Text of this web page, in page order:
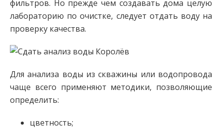
фильтров. Но прежде чем создавать дома целую
лабораторию по очистке, следует отдать воду на
проверку качества.
Для анализа воды из скважины или водопровода
чаще всего применяют методики, позволяющие
определить:
цветность;